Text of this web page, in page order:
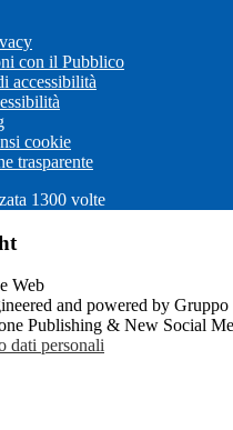
con il Pubblico
accessibilità
cookie
trasparente
1300 volte
and powered by Gruppo
Publishing & New Social
dati personali